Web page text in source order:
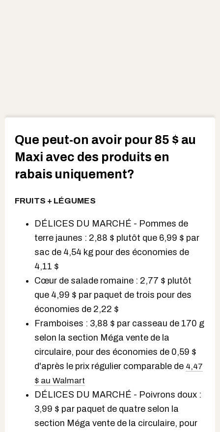
Que peut-on avoir pour 85 $ au
Maxi avec des produits en
rabais uniquement?
FRUITS + LÉGUMES
DÉLICES DU MARCHÉ - Pommes de
terre jaunes : 2,88 $ plutôt que 6,99 $ par
sac de 4,54 kg pour des économies de
4,11 $
Cœur de salade romaine : 2,77 $ plutôt
que 4,99 $ par paquet de trois pour des
économies de 2,22 $
Framboises : 3,88 $ par casseau de 170 g
selon la section Méga vente de la
circulaire, pour des économies de 0,59 $
d'après le prix régulier comparable de 4,47
$ au Walmart
DÉLICES DU MARCHÉ - Poivrons doux :
3,99 $ par paquet de quatre selon la
section Méga vente de la circulaire, pour